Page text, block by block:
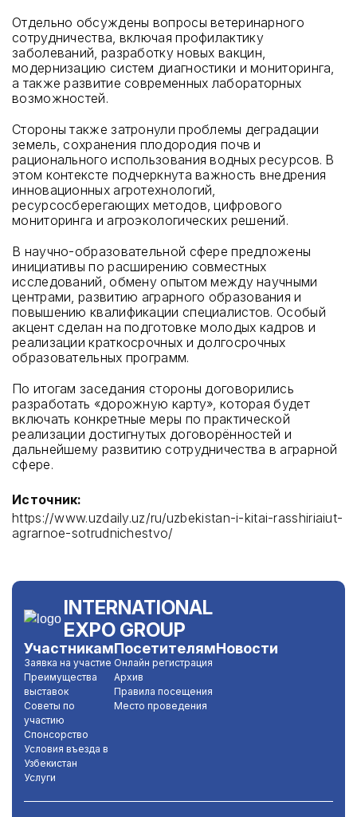
Отдельно обсуждены вопросы ветеринарного
сотрудничества, включая профилактику
заболеваний, разработку новых вакцин,
модернизацию систем диагностики и мониторинга,
а также развитие современных лабораторных
возможностей.
Стороны также затронули проблемы деградации
земель, сохранения плодородия почв и
рационального использования водных ресурсов. В
этом контексте подчеркнута важность внедрения
инновационных агротехнологий,
ресурсосберегающих методов, цифрового
мониторинга и агроэкологических решений.
В научно-образовательной сфере предложены
инициативы по расширению совместных
исследований, обмену опытом между научными
центрами, развитию аграрного образования и
повышению квалификации специалистов. Особый
акцент сделан на подготовке молодых кадров и
реализации краткосрочных и долгосрочных
образовательных программ.
По итогам заседания стороны договорились
разработать «дорожную карту», которая будет
включать конкретные меры по практической
реализации достигнутых договорённостей и
дальнейшему развитию сотрудничества в аграрной
сфере.
Источник:
https://www.uzdaily.uz/ru/uzbekistan-i-kitai-rasshiriaiut-
agrarnoe-sotrudnichestvo/
INTERNATIONAL
EXPO GROUP
Участникам
Заявка на участие
Преимущества
выставок
Советы по
участию
Спонсорство
Условия въезда в
Узбекистан
Услуги
Посетителям
Онлайн регистрация
Архив
Правила посещения
Место проведения
Новости